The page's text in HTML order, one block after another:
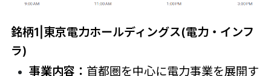
銘柄1|東京電力ホールディングス(電力・インフ
ラ)
事業内容： 首都圏を中心に電力事業を展開す